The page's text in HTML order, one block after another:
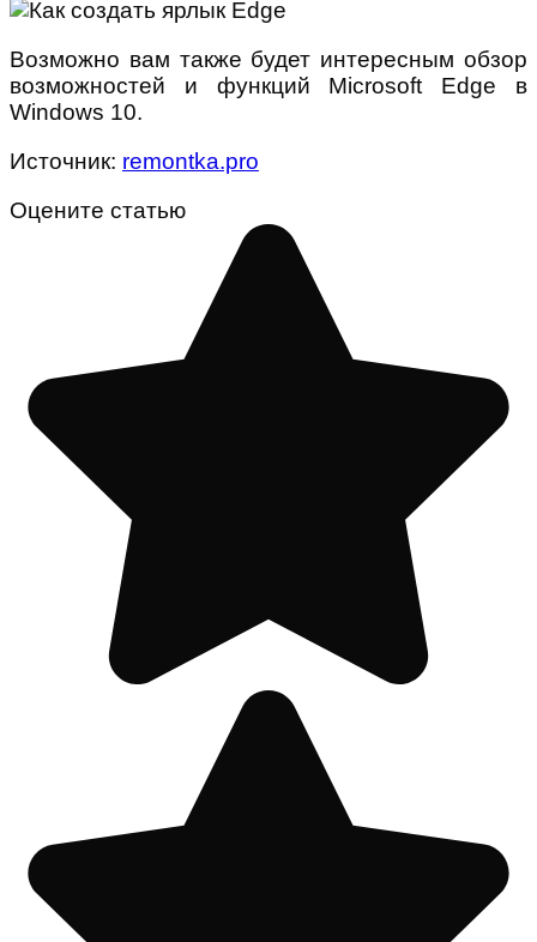
Возможно вам также будет интересным обзор
возможностей и функций Microsoft Edge в
Windows 10.
Источник: remontka.pro
Оцените статью